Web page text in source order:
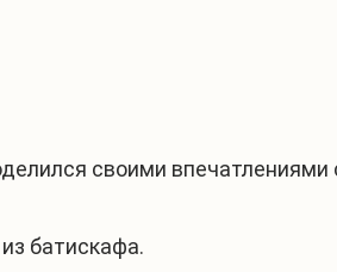
своими
батискафа.